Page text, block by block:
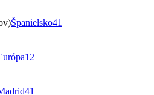
Španielsko41
12
41